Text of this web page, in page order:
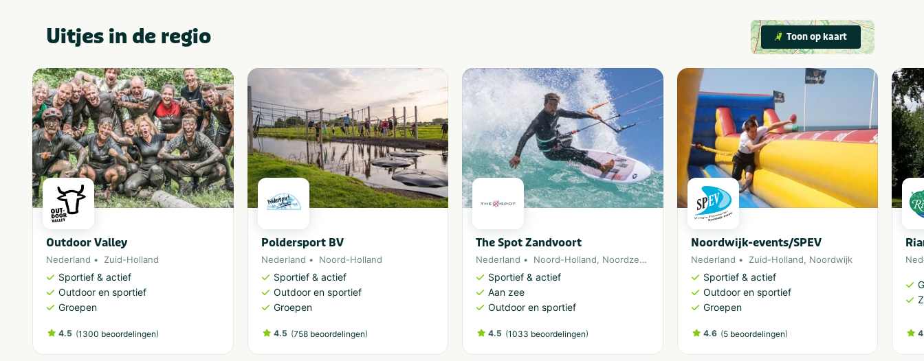
Uitjes in de regio Toon op kaart
Outdoor Valley
Nederland Zuid-Holland
Sportief & actief
Outdoor en sportief
Groepen
4.5 (1300 beoordelingen)
Poldersport BV
Nederland Noord-Holland
Sportief & actief
Outdoor en sportief
Groepen
4.5 (758 beoordelingen)
The Spot Zandvoort
Nederland Noord-Holland, Noordzee , Zandvoort
Sportief & actief
Aan zee
Outdoor en sportief
4.5 (1033 beoordelingen)
Noordwijk-events/SPEV
Nederland Zuid-Holland, Noordwijk
Sportief & actief
Outdoor en sportief
Groepen
4.6 (5 beoordelingen)